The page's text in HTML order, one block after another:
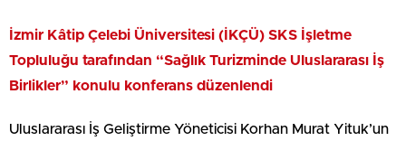
İzmir Kâtip Çelebi Üniversitesi (İKÇÜ) SKS İşletme
Topluluğu tarafından “Sağlık Turizminde Uluslararası İş
Birlikler” konulu konferans düzenlendi
Uluslararası İş Geliştirme Yöneticisi Korhan Murat Yituk’un